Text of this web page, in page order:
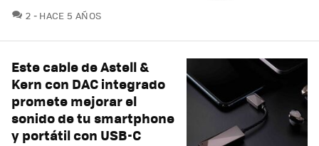
2 COMENTARIOS
HACE 5 AÑOS
Este cable de Astell &
Kern con DAC integrado
promete mejorar el
sonido de tu smartphone
y portátil con USB-C